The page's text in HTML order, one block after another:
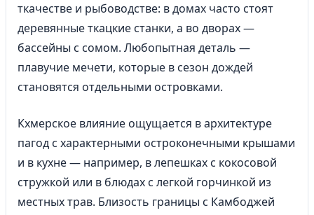
ткачестве и рыбоводстве: в домах часто стоят
деревянные ткацкие станки, а во дворах —
бассейны с сомом. Любопытная деталь —
плавучие мечети, которые в сезон дождей
становятся отдельными островками.
Кхмерское влияние ощущается в архитектуре
пагод с характерными остроконечными крышами
и в кухне — например, в лепешках с кокосовой
стружкой или в блюдах с легкой горчинкой из
местных трав. Близость границы с Камбоджей